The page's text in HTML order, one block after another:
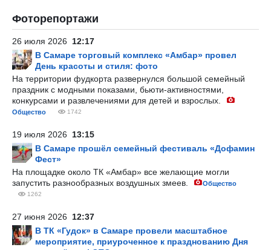
Фоторепортажи
26 июля 2026 12:17
В Самаре торговый комплекс «Амбар» провел
День красоты и стиля: фото
На территории фудкорта развернулся большой семейный
праздник с модными показами, бьюти-активностями,
конкурсами и развлечениями для детей и взрослых.
Общество 1742
19 июля 2026 13:15
В Самаре прошёл семейный фестиваль «Дофамин
Фест»
На площадке около ТК «Амбар» все желающие могли
запустить разнообразных воздушных змеев.
Общество
1262
27 июня 2026 12:37
В ТК «Гудок» в Самаре провели масштабное
мероприятие, приуроченное к празднованию Дня